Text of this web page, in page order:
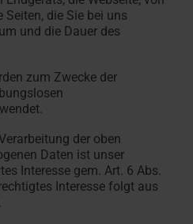
Seiten, die Sie bei uns
und die Dauer des
zum Zwecke der
der oben
Daten ist unser
Interesse gem. Art. 6 Abs.
Interesse folgt aus